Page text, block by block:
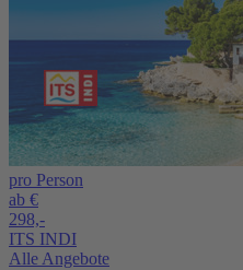
pro Person
ab €
298,-
ITS INDI
Alle Angebote